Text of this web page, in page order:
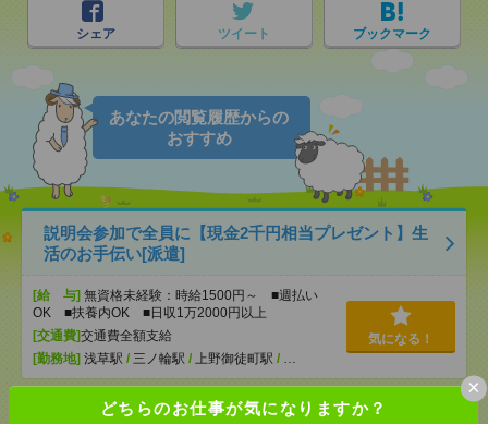
どちらのお仕事が気になりますか？
×
シェア ツイート ブックマーク
あなたの閲覧履歴からの
おすすめ
説明会参加で全員に【現金2千円相当プレゼント】生
活のお手伝い[派遣]
[給 与] 無資格未経験：時給1500円～ ■週払い
OK ■扶養内OK ■日収1万2000円以上
[交通費]交通費全額支給
[勤務地] 浅草駅 / 三ノ輪駅 / 上野御徒町駅 / …
気になる！
【オープニング募集】おばあちゃんのお散歩付き添